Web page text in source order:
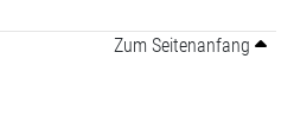
Zum Seitenanfang